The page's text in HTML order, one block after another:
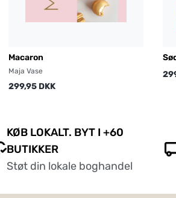
Macaron
Maja Vase
299,95 DKK
KØB LOKALT. BYT I +60
BUTIKKER
Støt din lokale boghandel